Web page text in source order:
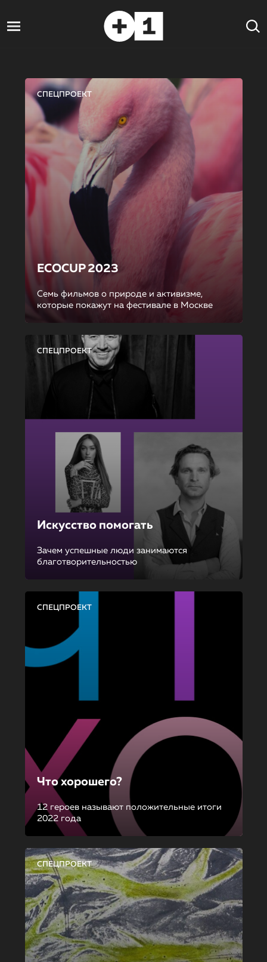
СПЕЦПРОЕКТ
ECOCUP 2023
Семь фильмов о природе и активизме,
которые покажут на фестивале в Москве
СПЕЦПРОЕКТ
Искусство помогать
Зачем успешные люди занимаются
благотворительностью
СПЕЦПРОЕКТ
Что хорошего?
12 героев называют положительные итоги
2022 года
СПЕЦПРОЕКТ